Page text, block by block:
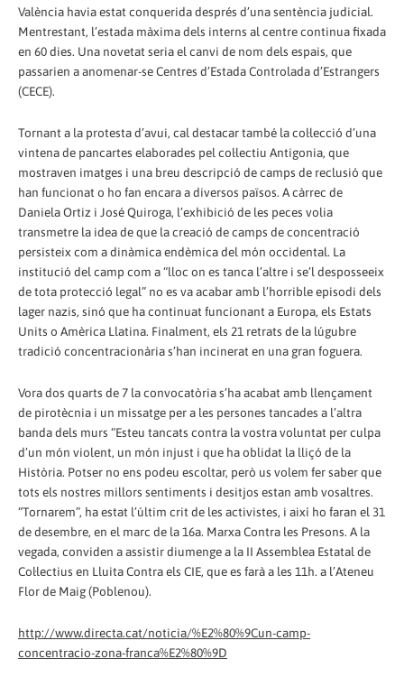
València havia estat conquerida després d’una sentència judicial.
Mentrestant, l’estada màxima dels interns al centre continua fixada
en 60 dies. Una novetat seria el canvi de nom dels espais, que
passarien a anomenar-se Centres d’Estada Controlada d’Estrangers
(CECE).
Tornant a la protesta d’avui, cal destacar també la col·lecció d’una
vintena de pancartes elaborades pel col·lectiu Antigonia, que
mostraven imatges i una breu descripció de camps de reclusió que
han funcionat o ho fan encara a diversos països. A càrrec de
Daniela Ortiz i José Quiroga, l’exhibició de les peces volia
transmetre la idea de que la creació de camps de concentració
persisteix com a dinàmica endèmica del món occidental. La
institució del camp com a “lloc on es tanca l’altre i se’l desposseeix
de tota protecció legal” no es va acabar amb l’horrible episodi dels
lager nazis, sinó que ha continuat funcionant a Europa, els Estats
Units o Amèrica Llatina. Finalment, els 21 retrats de la lúgubre
tradició concentracionària s’han incinerat en una gran foguera.
Vora dos quarts de 7 la convocatòria s’ha acabat amb llençament
de pirotècnia i un missatge per a les persones tancades a l’altra
banda dels murs “Esteu tancats contra la vostra voluntat per culpa
d’un món violent, un món injust i que ha oblidat la lliçó de la
Història. Potser no ens podeu escoltar, però us volem fer saber que
tots els nostres millors sentiments i desitjos estan amb vosaltres.
“Tornarem”, ha estat l’últim crit de les activistes, i així ho faran el 31
de desembre, en el marc de la 16a. Marxa Contra les Presons. A la
vegada, conviden a assistir diumenge a la II Assemblea Estatal de
Col·lectius en Lluita Contra els CIE, que es farà a les 11h. a l’Ateneu
Flor de Maig (Poblenou).
http://www.directa.cat/noticia/%E2%80%9Cun-camp-
concentracio-zona-franca%E2%80%9D